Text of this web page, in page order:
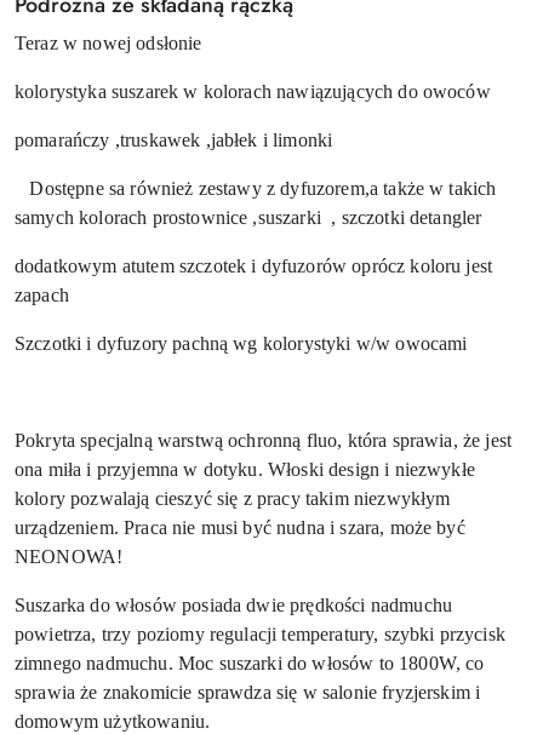
Teraz w nowej odsłonie
kolorystyka suszarek w kolorach nawiązujących do owoców
pomarańczy ,truskawek ,jabłek i limonki
Dostępne sa również zestawy z dyfuzorem,a także w takich
samych kolorach prostownice ,suszarki , szczotki detangler
dodatkowym atutem szczotek i dyfuzorów oprócz koloru jest
zapach
Szczotki i dyfuzory pachną wg kolorystyki w/w owocami
Pokryta specjalną warstwą ochronną fluo, która sprawia, że jest
ona miła i przyjemna w dotyku. Włoski design i niezwykłe
kolory pozwalają cieszyć się z pracy takim niezwykłym
urządzeniem. Praca nie musi być nudna i szara, może być
NEONOWA!
Suszarka do włosów posiada dwie prędkości nadmuchu
powietrza, trzy poziomy regulacji temperatury, szybki przycisk
zimnego nadmuchu. Moc suszarki do włosów to 1800W, co
sprawia że znakomicie sprawdza się w salonie fryzjerskim i
domowym użytkowaniu.